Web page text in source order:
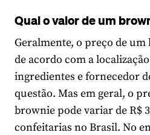
Qual o valor de um
Geralmente, o preço de
de acordo com a
ingredientes e fornecedor
questão. Mas em geral, o
brownie pode variar de R$
confeitarias no Brasil. No